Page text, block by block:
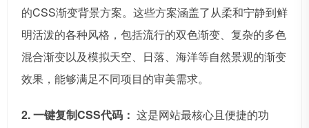
的CSS渐变背景方案。这些方案涵盖了从柔和宁静到鲜
明活泼的各种风格，包括流行的双色渐变、复杂的多色
混合渐变以及模拟天空、日落、海洋等自然景观的渐变
效果，能够满足不同项目的审美需求。
2. 一键复制CSS代码： 这是网站最核心且便捷的功